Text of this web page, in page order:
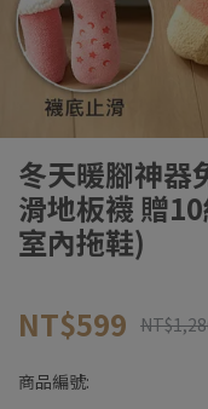
冬天暖腳神器
滑地板襪 贈
室內拖鞋)
NT$599
商品編號: